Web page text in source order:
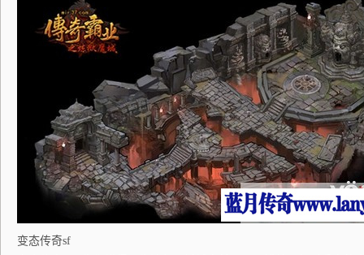
变态传奇sf